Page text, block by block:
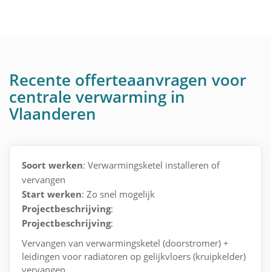
Recente offerteaanvragen voor
centrale verwarming in
Vlaanderen
Soort werken: Verwarmingsketel installeren of
vervangen
Start werken: Zo snel mogelijk
Projectbeschrijving:
Projectbeschrijving:
Vervangen van verwarmingsketel (doorstromer) +
leidingen voor radiatoren op gelijkvloers (kruipkelder)
vervangen